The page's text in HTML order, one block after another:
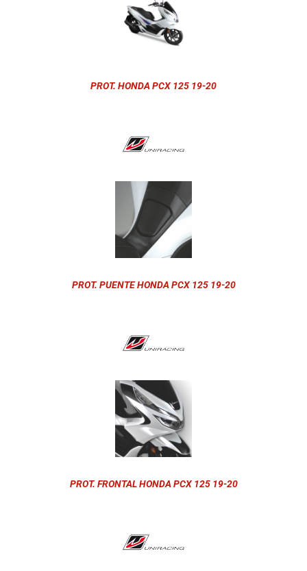
PROT. HONDA PCX 125 19-20
PROT. PUENTE HONDA PCX 125 19-20
PROT. FRONTAL HONDA PCX 125 19-20